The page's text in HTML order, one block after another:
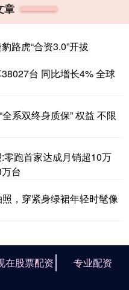
章
路虎“合资3.0”开拔
台 同比增长4% 全球
系双终身质保” 权益 不限
跑首家达成月销超10万
台
照，穿紧身绿裙年轻时髦像
在股票配资 专业配资